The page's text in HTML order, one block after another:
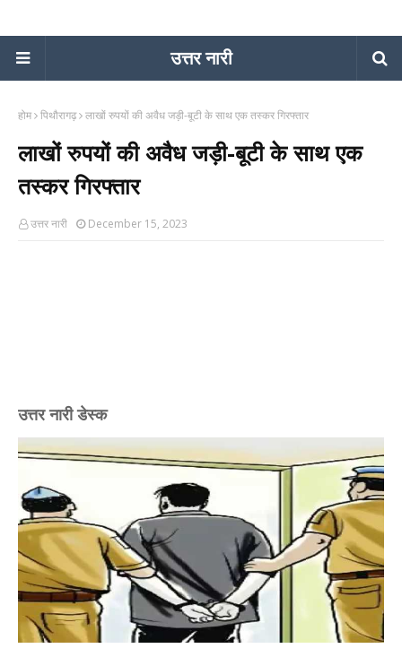
उत्तर नारी
होम पिथौरागढ़ लाखों रुपयों की अवैध जड़ी-बूटी के साथ एक तस्कर गिरफ्तार
लाखों रुपयों की अवैध जड़ी-बूटी के साथ एक
तस्कर गिरफ्तार
उत्तर नारी December 15, 2023
उत्तर नारी डेस्क